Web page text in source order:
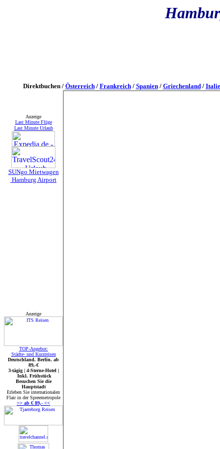
Direktbuchen/ Österreich/ Frankreich/ Spanien/ Griechenland/
Anzeige
Last Minute Flüge
Last Minute Urlaub
SUNgo Mietwagen
Hamburg Airport
Anzeige
TOP-Angebot:
Städte- und Kurzreisen
Deutschland. Berlin. ab
89,-€
3-tägig | 4-Sterne-Hotel |
Inkl. Frühstück
Besuchen Sie die
Hauptstadt
Erleben Sie internationalen
Flair in der Spreemetropole
>> ab € 89,- <<